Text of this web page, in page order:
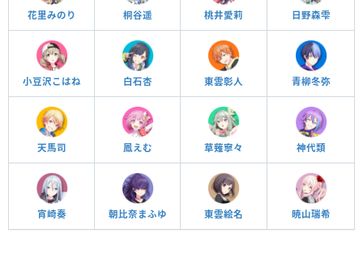
花里みのり 桐谷遥 桃井愛莉 日野森雫
小豆沢こはね 白石杏 東雲彰人 青柳冬弥
天馬司 鳳えむ 草薙寧々 神代類
宵崎奏 朝比奈まふゆ 東雲絵名 暁山瑞希